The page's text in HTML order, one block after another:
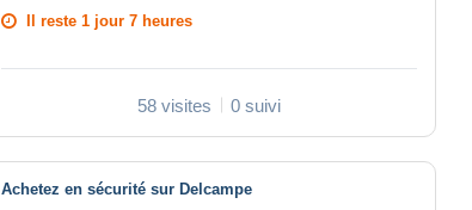
Il reste 1 jour 7 heures
58 visites 0 suivi
Achetez en sécurité sur Delcampe